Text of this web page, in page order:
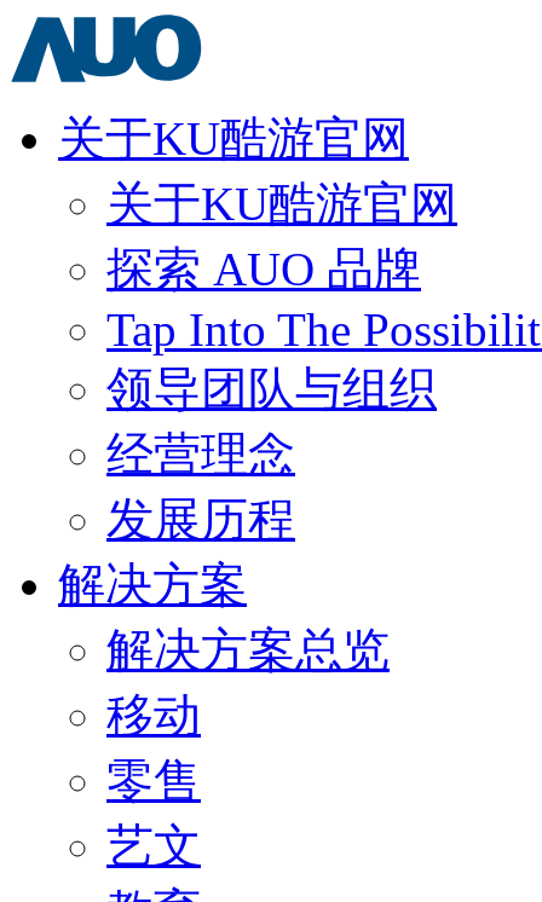
关于KU酷游官网
关于KU酷游官网
探索 AUO 品牌
Tap Into The
领导团队与组织
经营理念
发展历程
解决方案
解决方案总览
移动
零售
艺文